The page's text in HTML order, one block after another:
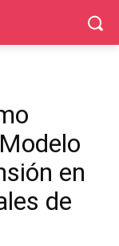
en
de